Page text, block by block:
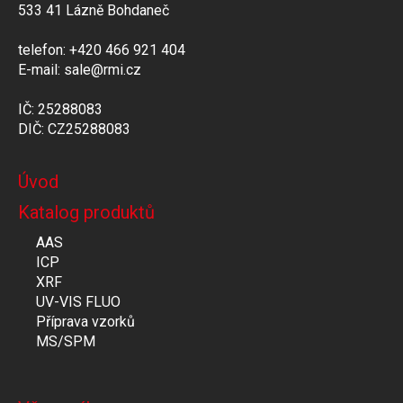
533 41 Lázně Bohdaneč
telefon: +420 466 921 404
E-mail: sale@rmi.cz
IČ: 25288083
DIČ: CZ25288083
Úvod
Katalog produktů
AAS
ICP
XRF
UV-VIS FLUO
Příprava vzorků
MS/SPM